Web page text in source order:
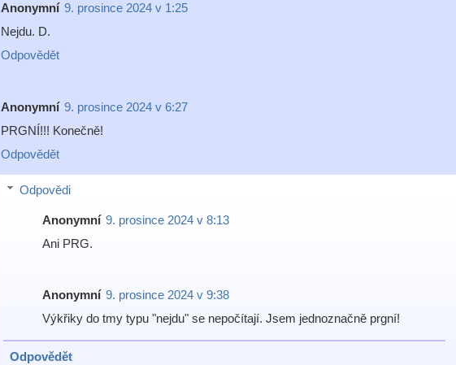
Anonymní 9. prosince 2024 v 1:25
Nejdu. D.
Odpovědět
Anonymní 9. prosince 2024 v 6:27
PRGNÍ!!! Konečně!
Odpovědět
Odpovědi
Anonymní 9. prosince 2024 v 8:13
Ani PRG.
Anonymní 9. prosince 2024 v 9:38
Výkřiky do tmy typu "nejdu" se nepočítají. Jsem jednoznačně prgní!
Odpovědět